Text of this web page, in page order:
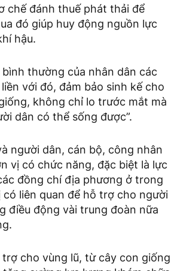
chế đánh thuế phát thải để
đó giúp huy động nguồn lực
hậu.
thường của nhân dân các
với đó, đảm bảo sinh kế cho
không chỉ lo trước mắt mà
dân có thể sống được”.
người dân, cán bộ, công nhân
vị có chức năng, đặc biệt là lực
đồng chí địa phương ở trong
liên quan để hỗ trợ cho người
điều động vài trung đoàn nữa
cho vùng lũ, từ cây con giống